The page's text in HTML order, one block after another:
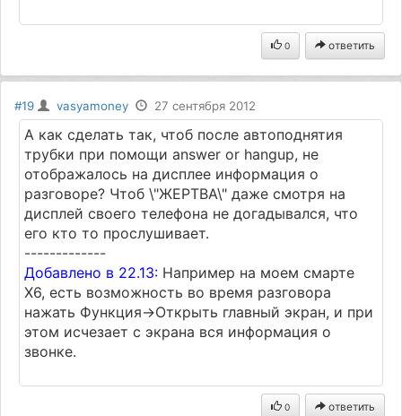
0 ответить
#19 vasyamoney 27 сентября 2012
А как сделать так, чтоб после автоподнятия
трубки при помощи answer or hangup, не
отображалось на дисплее информация о
разговоре? Чтоб \"ЖЕРТВА\" даже смотря на
дисплей своего телефона не догадывался, что
его кто то прослушивает.
-------------
Добавлено в 22.13: Например на моем смарте
X6, есть возможность во время разговора
нажать Функция->Открыть главный экран, и при
этом исчезает с экрана вся информация о
звонке.
0 ответить